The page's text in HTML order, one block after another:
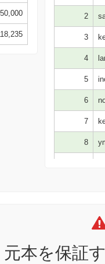
2
3
4
5
6
7
8
13
元本を保証